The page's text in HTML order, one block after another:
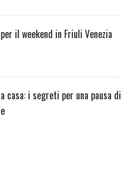
il weekend in Friuli Venezia
casa: i segreti per una pausa di